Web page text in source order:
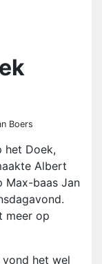
Boers
het Doek,
Albert
Max-baas Jan
meer op
vond het wel